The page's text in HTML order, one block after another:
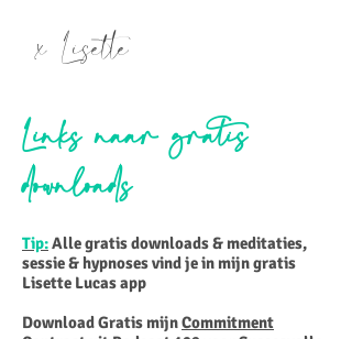
x Lisette
Links naar gratis
downloads
Tip:Alle gratis downloads & meditaties,
sessie & hypnoses vind je in mijn gratis
Lisette Lucas app
Download Gratis mijnCommitment